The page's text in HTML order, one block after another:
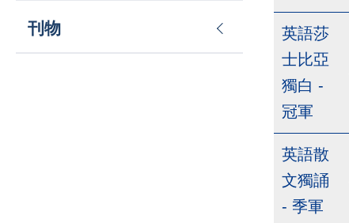
英語莎
士比亞
獨白 -
冠軍
英語散
文獨誦
- 季軍
刊物